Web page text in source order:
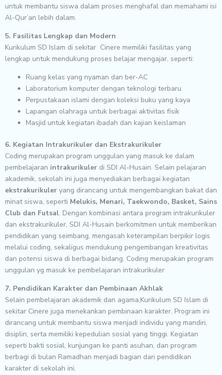
untuk membantu siswa dalam proses menghafal dan memahami isi
Al-Qur’an lebih dalam.
5. Fasilitas Lengkap dan Modern
Kurikulum SD Islam di sekitar Cinere memiliki fasilitas yang
lengkap untuk mendukung proses belajar mengajar, seperti:
Ruang kelas yang nyaman dan ber-AC
Laboratorium komputer dengan teknologi terbaru
Perpustakaan islami dengan koleksi buku yang kaya
Lapangan olahraga untuk berbagai aktivitas fisik
Masjid untuk kegiatan ibadah dan kajian keislaman
6. Kegiatan Intrakurikuler dan Ekstrakurikuler
Coding merupakan program unggulan yang masuk ke dalam
pembelajaran intrakurikuler di SDI Al-Husain. Selain pelajaran
akademik, sekolah ini juga menyediakan berbagai kegiatan
ekstrakurikuler yang dirancang untuk mengembangkan bakat dan
minat siswa, seperti Melukis, Menari, Taekwondo, Basket, Sains
Club dan Futsal. Dengan kombinasi antara program intrakurikuler
dan ekstrakurikuler, SDI Al-Husain berkomitmen untuk memberikan
pendidikan yang seimbang, mengasah keterampilan berpikir logis
melalui coding, sekaligus mendukung pengembangan kreativitas
dan potensi siswa di berbagai bidang. Coding merupakan program
unggulan yg masuk ke pembelajaran intrakurikuler
7. Pendidikan Karakter dan Pembinaan Akhlak
Selain pembelajaran akademik dan agama,Kurikulum SD Islam di
sekitar Cinere juga menekankan pembinaan karakter. Program ini
dirancang untuk membantu siswa menjadi individu yang mandiri,
disiplin, serta memiliki kepedulian sosial yang tinggi. Kegiatan
seperti bakti sosial, kunjungan ke panti asuhan, dan program
berbagi di bulan Ramadhan menjadi bagian dari pendidikan
karakter di sekolah ini.